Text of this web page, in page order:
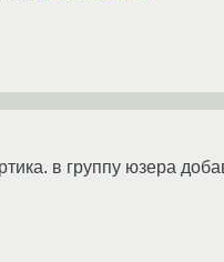
в группу юзера